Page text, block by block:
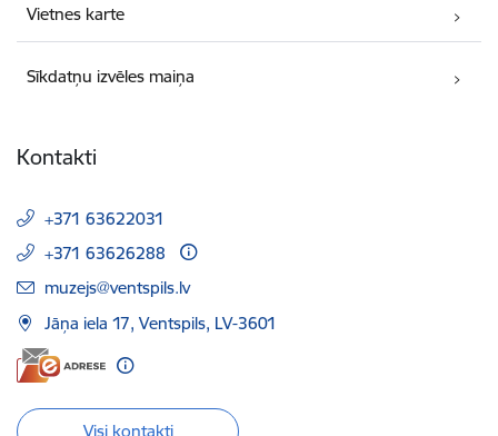
Vietnes karte
Sīkdatņu izvēles maiņa
Kontakti
+371 63622031
+371 63626288
E-pasts:
muzejs@ventspils.lv
Jāņa iela 17, Ventspils, LV-3601
Visi kontakti